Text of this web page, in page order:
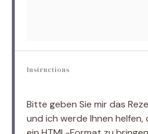
Instructions
Bitte geben Sie mir das
und ich werde Ihnen helfen,